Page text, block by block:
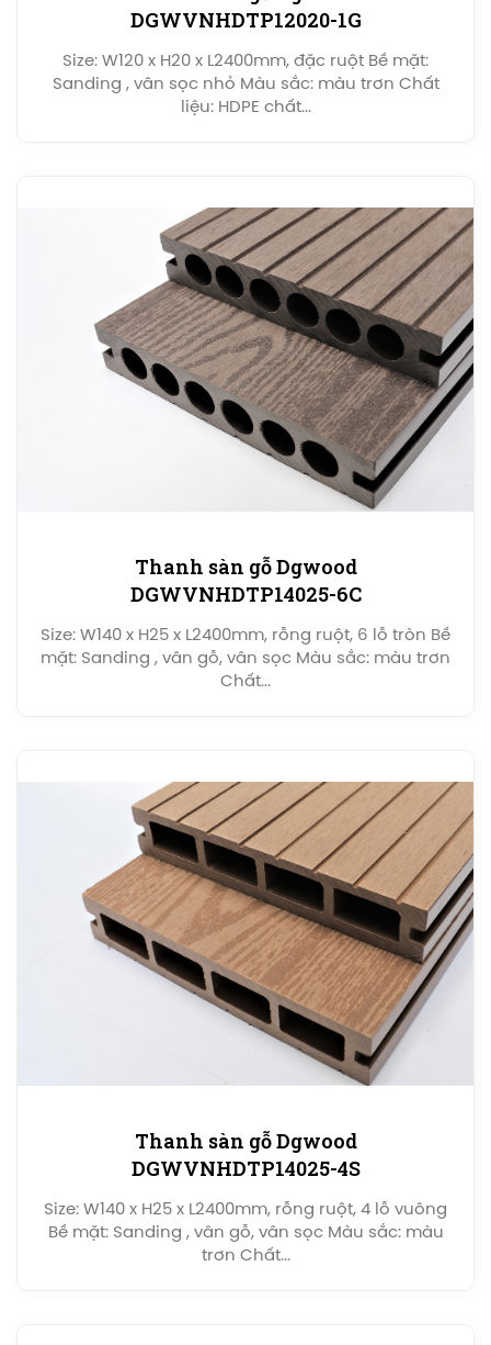
DGWVNHDTP12020-1G
Size: W120 x H20 x L2400mm, đặc ruột Bề mặt:
Sanding , vân sọc nhỏ Màu sắc: màu trơn Chất
liệu: HDPE chất...
Thanh sàn gỗ Dgwood
DGWVNHDTP14025-6C
Size: W140 x H25 x L2400mm, rỗng ruột, 6 lỗ tròn Bề
mặt: Sanding , vân gỗ, vân sọc Màu sắc: màu trơn
Chất...
Thanh sàn gỗ Dgwood
DGWVNHDTP14025-4S
Size: W140 x H25 x L2400mm, rỗng ruột, 4 lỗ vuông
Bề mặt: Sanding , vân gỗ, vân sọc Màu sắc: màu
trơn Chất...